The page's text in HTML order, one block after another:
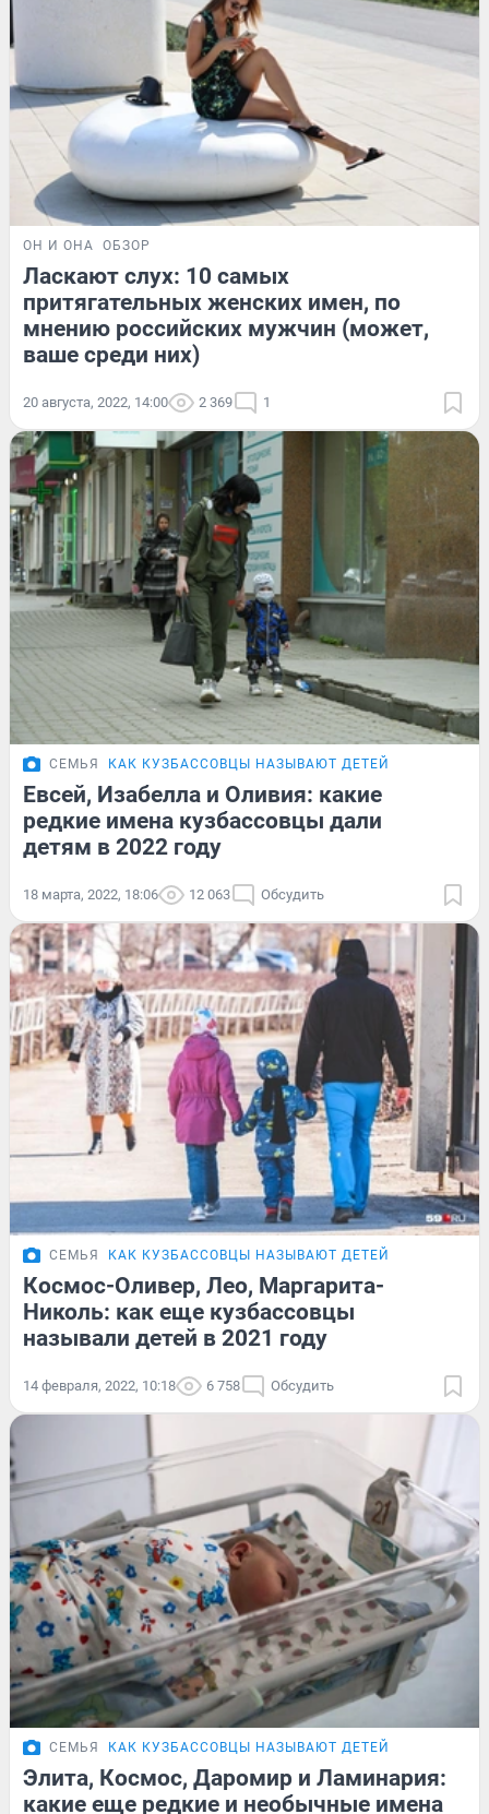
ОН И ОНА ОБЗОР
Ласкают слух: 10 самых
притягательных женских имен, по
мнению российских мужчин (может,
ваше среди них)
20 августа, 2022, 14:00 2 369 1
СЕМЬЯ КАК КУЗБАССОВЦЫ НАЗЫВАЮТ ДЕТЕЙ
Евсей, Изабелла и Оливия: какие
редкие имена кузбассовцы дали
детям в 2022 году
18 марта, 2022, 18:06 12 063 Обсудить
СЕМЬЯ КАК КУЗБАССОВЦЫ НАЗЫВАЮТ ДЕТЕЙ
Космос-Оливер, Лео, Маргарита-
Николь: как еще кузбассовцы
называли детей в 2021 году
14 февраля, 2022, 10:18 6 758 Обсудить
СЕМЬЯ КАК КУЗБАССОВЦЫ НАЗЫВАЮТ ДЕТЕЙ
Элита, Космос, Даромир и Ламинария:
какие еще редкие и необычные имена